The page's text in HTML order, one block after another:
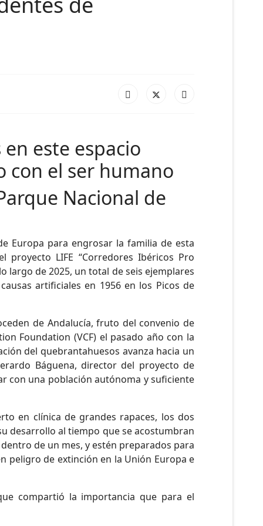
este espacio
con el ser humano
Nacional de
Europa para engrosar la familia de esta
LIFE “Corredores Ibéricos Pro
largo de 2025, un total de seis ejemplares
artificiales en 1956 en los Picos de
de Andalucía, fruto del convenio de
Foundation (VCF) el pasado año con la
del quebrantahuesos avanza hacia un
Báguena, director del proyecto de
con una población autónoma y suficiente
en clínica de grandes rapaces, los dos
desarrollo al tiempo que se acostumbran
de un mes, y estén preparados para
peligro de extinción en la Unión Europa e
compartió la importancia que para el